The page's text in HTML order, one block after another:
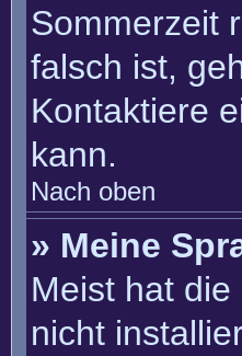
Sommerzeit
falsch ist,
Kontaktiere
kann.
Nach oben
» Meine
Meist hat
nicht